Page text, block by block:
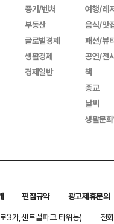
중기/벤처
부동산
글로벌경제
생활경제
경제일반
여행/레
음식/맛
패션/뷰
공연/전
책
종교
날씨
생활문
편집규약
광고제휴문의
3가,센트럴파크 타워동)
전